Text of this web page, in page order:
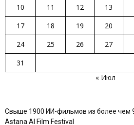
10
11 12 13
17
18 19 20
24
25 26 27
31
« Июл
Свыше 1900 ИИ-фильмов из более чем
Astana AI Film Festival